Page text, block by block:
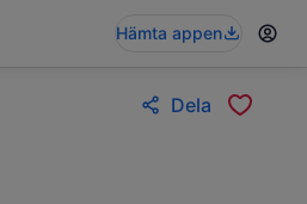
Hämta appen
Dela